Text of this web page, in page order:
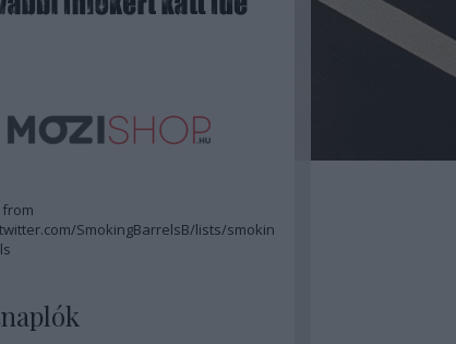
SmokingBarrelsB/lists/smokin